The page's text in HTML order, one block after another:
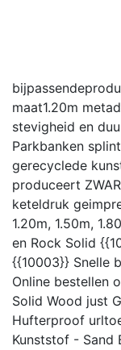
maat1.20m
stevigheid en
Parkbanken
gerecyclede
produceert
keteldruk
1.20m, 1.50m,
en Rock Solid
{{10003}} Snelle
Online bestellen
Solid Wood just
Hufterproof
Kunststof - Sand